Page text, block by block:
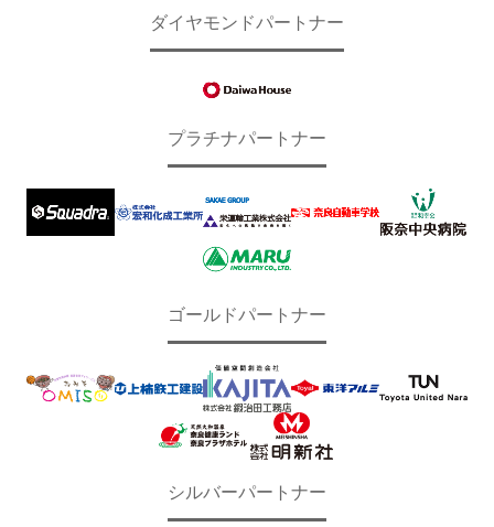
ダイヤモンドパートナー
プラチナパートナー
ゴールドパートナー
シルバーパートナー